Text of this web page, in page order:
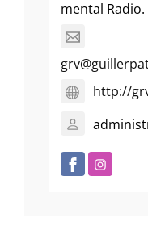
mental Radio.
http://